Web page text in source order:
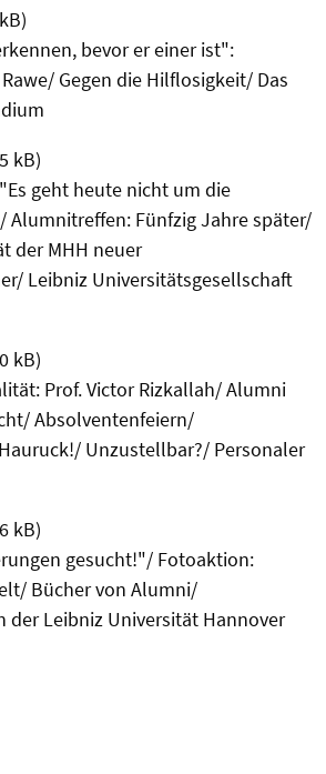
bevor er einer ist":
Gegen die Hilflosigkeit/ Das
kB)
geht heute nicht um die
Alumnitreffen: Fünfzig Jahre später/
der MHH neuer
Leibniz Universitätsgesellschaft
kB)
Prof. Victor Rizkallah/ Alumni
Absolventenfeiern/
Unzustellbar?/ Personaler
kB)
gesucht!"/ Fotoaktion:
Bücher von Alumni/
der Leibniz Universität Hannover